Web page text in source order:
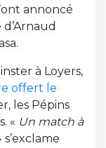
annoncé
d’Arnaud
à Loyers,
offert le
les Pépins
« Un match à
s’exclame